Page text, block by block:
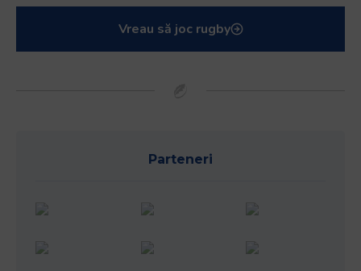
Vreau să joc rugby
Parteneri